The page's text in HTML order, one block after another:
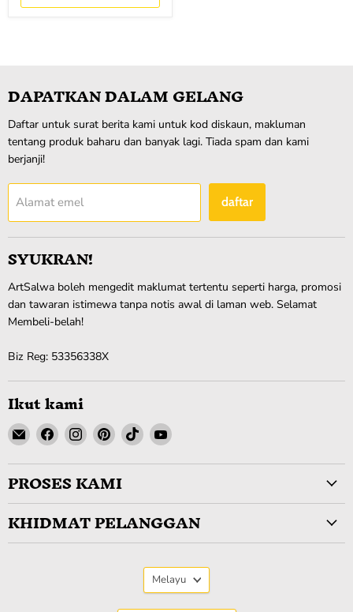
DAPATKAN DALAM GELANG
Daftar untuk surat berita kami untuk kod diskaun, makluman
tentang produk baharu dan banyak lagi. Tiada spam dan kami
berjanji!
Alamat emel daftar
SYUKRAN!
ArtSalwa boleh mengedit maklumat tertentu seperti harga, promosi
dan tawaran istimewa tanpa notis awal di laman web. Selamat
Membeli-belah!
Biz Reg: 53356338X
Ikut kami
Cari
kami
di
E-
mel
Cari
kami
di
Facebook
Cari
kami
di
Instagram
Cari
kami
di
Pinterest
Cari
kami
di
Cari
di
PROSES KAMI
KHIDMAT PELANGGAN
Bahasa
Melayu